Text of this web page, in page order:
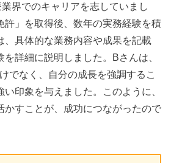
界でのキャリアを志していまし
許」を取得後、数年の実務経験を積
、具体的な業務内容や成果を記載
を詳細に説明しました。Bさんは、
でなく、自分の成長を強調するこ
印象を与えました。このように、
かすことが、成功につながったので